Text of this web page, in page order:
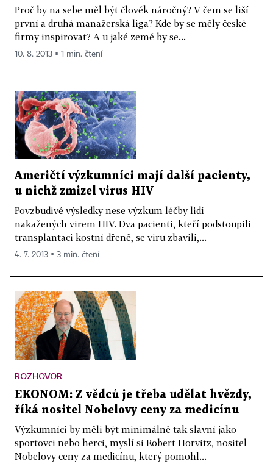
Proč by na sebe měl být člověk náročný? V čem se liší
první a druhá manažerská liga? Kde by se měly české
firmy inspirovat? A u jaké země by se...
10. 8. 2013 ▪ 1 min. čtení
Američtí výzkumníci mají další pacienty,
u nichž zmizel virus HIV
Povzbudivé výsledky nese výzkum léčby lidí
nakažených virem HIV. Dva pacienti, kteří podstoupili
transplantaci kostní dřeně, se viru zbavili,...
4. 7. 2013 ▪ 3 min. čtení
ROZHOVOR
EKONOM: Z vědců je třeba udělat hvězdy,
říká nositel Nobelovy ceny za medicínu
Výzkumníci by měli být minimálně tak slavní jako
sportovci nebo herci, myslí si Robert Horvitz, nositel
Nobelovy ceny za medicínu, který pomohl...